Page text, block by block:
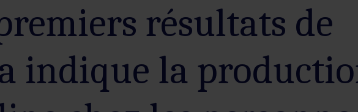
résultats de
indique la